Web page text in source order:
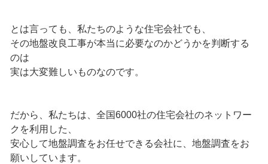
とは言っても、私たちのような住宅会社でも、
その地盤改良工事が本当に必要なのかどうかを判断する
のは
実は大変難しいものなのです。
だから、私たちは、全国6000社の住宅会社のネットワー
クを利用した、
安心して地盤調査をお任せできる会社に、地盤調査をお
願いしています。